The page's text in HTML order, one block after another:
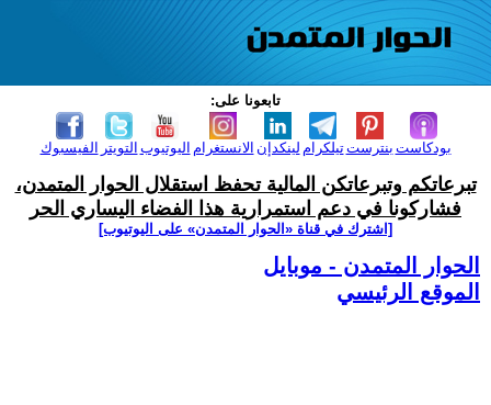
تابعونا على:
الفيسبوك التويتر اليوتيوب الانستغرام لينكدإن تيلكرامبنترست بودكاست
تبرعاتكم وتبرعاتكن المالية تحفظ استقلال الحوار المتمدن،
فشاركونا في دعم استمرارية هذا الفضاء اليساري الحر
[اشترك في قناة ‫«الحوار المتمدن» على اليوتيوب]
الحوار المتمدن - موبايل
الموقع الرئيسي